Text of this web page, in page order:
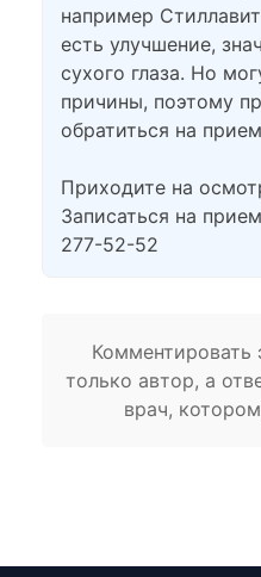
например
есть улучшение,
сухого глаза. Но
причины, поэтому
обратиться на
Приходите на
Записаться на
277-52-52
Комментировать
только автор, а
врач,